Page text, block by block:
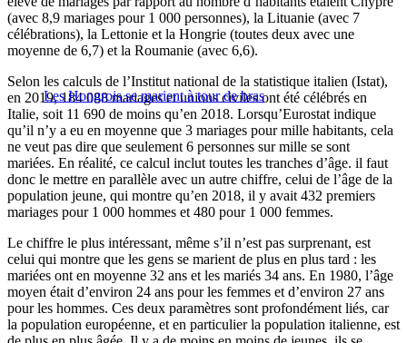
(avec 8,9 mariages pour 1 000 personnes), la Lituanie (avec 7
célébrations), la Lettonie et la Hongrie (toutes deux avec une
moyenne de 6,7) et la Roumanie (avec 6,6).
Les Hongrois se marient à tour de bras
Selon les calculs de l’Institut national de la statistique italien (Istat),
en 2019, 184 088 mariages et unions civiles ont été célébrés en
Italie, soit 11 690 de moins qu’en 2018. Lorsqu’Eurostat indique
qu’il n’y a eu en moyenne que 3 mariages pour mille habitants, cela
ne veut pas dire que seulement 6 personnes sur mille se sont
mariées. En réalité, ce calcul inclut toutes les tranches d’âge. il faut
donc le mettre en parallèle avec un autre chiffre, celui de l’âge de la
population jeune, qui montre qu’en 2018, il y avait 432 premiers
mariages pour 1 000 hommes et 480 pour 1 000 femmes.
Le chiffre le plus intéressant, même s’il n’est pas surprenant, est
celui qui montre que les gens se marient de plus en plus tard : les
mariées ont en moyenne 32 ans et les mariés 34 ans. En 1980, l’âge
moyen était d’environ 24 ans pour les femmes et d’environ 27 ans
pour les hommes. Ces deux paramètres sont profondément liés, car
la population européenne, et en particulier la population italienne, est